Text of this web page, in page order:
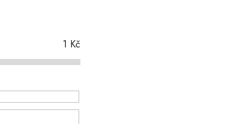
1 Kč